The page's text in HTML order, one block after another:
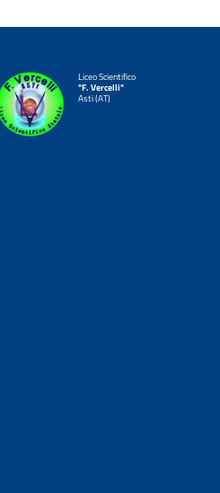
Liceo Scientifico
"F. Vercelli"
Asti (AT)